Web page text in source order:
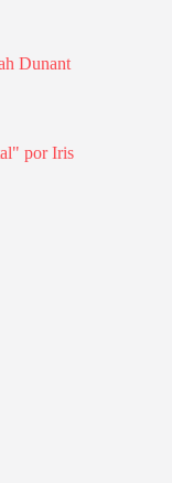
Dunant